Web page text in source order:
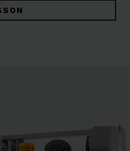
előválasztása pedig
rakodását. A
váltóáramú
köszönhetően ezek a
emellett csendes